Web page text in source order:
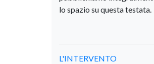
lo spazio su questa testata.
L'INTERVENTO